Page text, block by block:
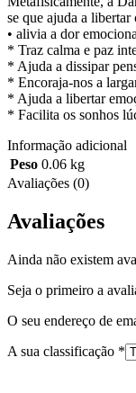
se que ajuda a libertar
• alivia a dor
* Traz calma e paz
* Ajuda a dissipar
* Encoraja-nos a
* Ajuda a libertar
* Facilita os sonhos
Informação adicional
Peso 0.06 kg
Avaliações (0)
Avaliações
Ainda não existem
Seja o primeiro a
O seu endereço de
A sua classificação *